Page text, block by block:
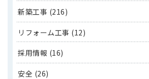
新築工事 (216)
リフォーム工事 (12)
採用情報 (16)
安全 (26)